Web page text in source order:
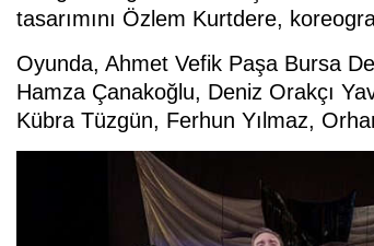
tasarımını Özlem Kurtdere,
Oyunda, Ahmet Vefik Paşa Bursa
Hamza Çanakoğlu, Deniz Orakçı
Kübra Tüzgün, Ferhun Yılmaz,